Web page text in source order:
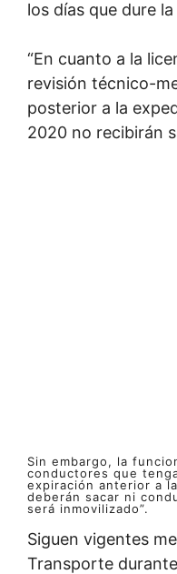
los días que dure
“En cuanto a la
revisión técnico-
posterior a la
2020 no recibirán
Sin embargo, la
conductores que
expiración anterior a
deberán sacar ni
será inmovilizado”.
Siguen vigentes
Transporte